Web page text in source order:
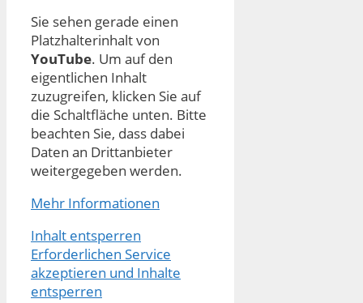
Sie sehen gerade einen
Platzhalterinhalt von
YouTube. Um auf den
eigentlichen Inhalt
zuzugreifen, klicken Sie auf
die Schaltfläche unten. Bitte
beachten Sie, dass dabei
Daten an Drittanbieter
weitergegeben werden.
Mehr Informationen
Inhalt entsperren
Erforderlichen Service
akzeptieren und Inhalte
entsperren